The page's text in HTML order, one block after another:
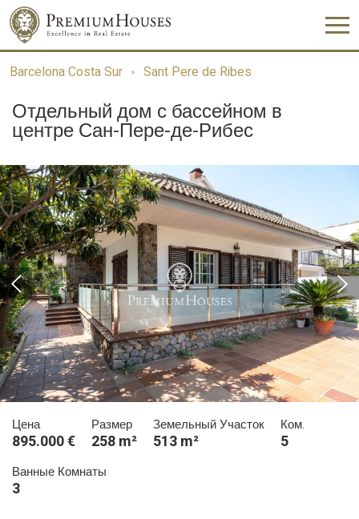
Barcelona Costa Sur Sant Pere de Ribes
Отдельный дом с бассейном в
центре Сан-Пере-де-Рибес
Цена
895.000 €
Размер
258 m²
Земельный Участок
513 m²
Ком.
5
Ванные Комнаты
3